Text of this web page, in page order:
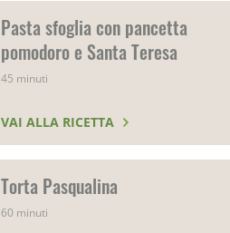
Pasta sfoglia con pancetta
pomodoro e Santa Teresa
45 minuti
VAI ALLA RICETTA
Torta Pasqualina
60 minuti